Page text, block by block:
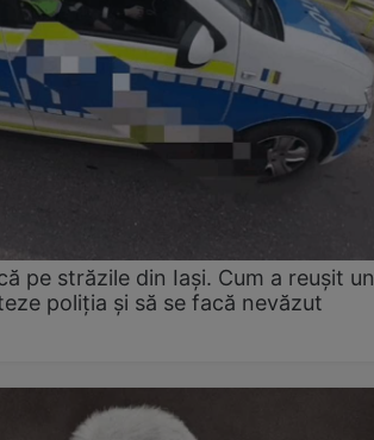
pe străzile din Iași. Cum a reușit un
poliția și să se facă nevăzut